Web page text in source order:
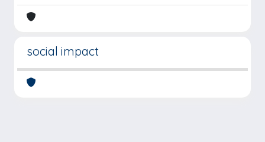
social impact